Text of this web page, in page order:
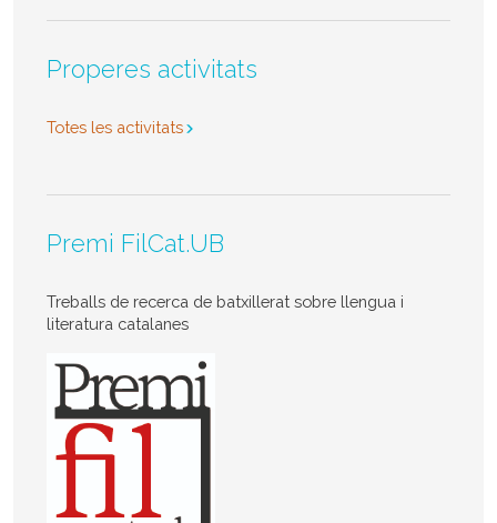
Properes activitats
Totes les activitats
Premi FilCat.UB
Treballs de recerca de batxillerat sobre llengua i
literatura catalanes